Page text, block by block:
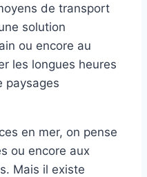
de transport
solution
ou encore au
les longues heures
paysages
en mer, on pense
ou encore aux
Mais il existe